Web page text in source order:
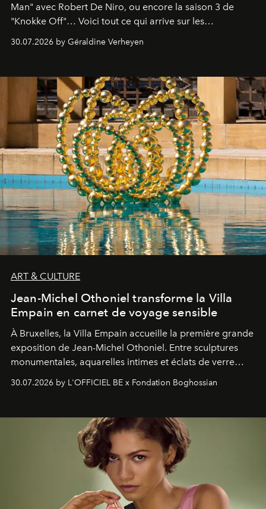
Man" avec Robert De Niro, ou encore la saison 3 de
"Knokke Off"… Voici tout ce qui arrive sur les
plateformes de streaming en août 2026.
30.07.2026 by Géraldine Verheyen
ART & CULTURE
Jean-Michel Othoniel transforme la Villa
Empain en carnet de voyage sensible
À Bruxelles, la Villa Empain accueille la première grande
exposition de Jean-Michel Othoniel. Entre sculptures
monumentales, aquarelles intimes et éclats de verre
soufflé, l’artiste français compose un itinéraire
émotionnel où chaque œuvre devient le souvenir
émerveillement.
30.07.2026 by L'OFFICIEL BE x Fondation Boghossian